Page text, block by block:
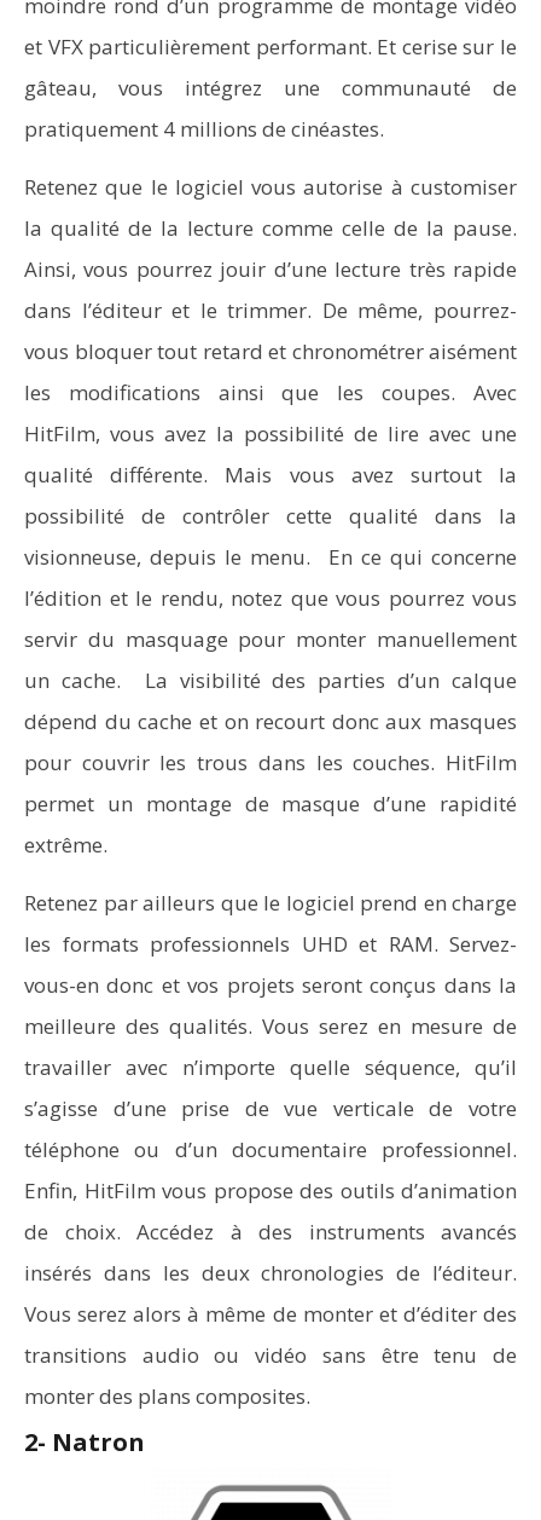
et VFX particulièrement performant. Et cerise sur le
gâteau, vous intégrez une communauté de
pratiquement 4 millions de cinéastes.
Retenez que le logiciel vous autorise à customiser
la qualité de la lecture comme celle de la pause.
Ainsi, vous pourrez jouir d’une lecture très rapide
dans l’éditeur et le trimmer. De même, pourrez-
vous bloquer tout retard et chronométrer aisément
les modifications ainsi que les coupes. Avec
HitFilm, vous avez la possibilité de lire avec une
qualité différente. Mais vous avez surtout la
possibilité de contrôler cette qualité dans la
visionneuse, depuis le menu. En ce qui concerne
l’édition et le rendu, notez que vous pourrez vous
servir du masquage pour monter manuellement
un cache. La visibilité des parties d’un calque
dépend du cache et on recourt donc aux masques
pour couvrir les trous dans les couches. HitFilm
permet un montage de masque d’une rapidité
extrême.
Retenez par ailleurs que le logiciel prend en charge
les formats professionnels UHD et RAM. Servez-
vous-en donc et vos projets seront conçus dans la
meilleure des qualités. Vous serez en mesure de
travailler avec n’importe quelle séquence, qu’il
s’agisse d’une prise de vue verticale de votre
téléphone ou d’un documentaire professionnel.
Enfin, HitFilm vous propose des outils d’animation
de choix. Accédez à des instruments avancés
insérés dans les deux chronologies de l’éditeur.
Vous serez alors à même de monter et d’éditer des
transitions audio ou vidéo sans être tenu de
monter des plans composites.
2- Natron